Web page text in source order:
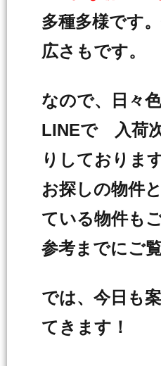
多種多様です
広さもです。
なので、日々
LINEで 入荷
りしておりま
お探しの物件
ている物件も
参考までにご
では、今日も
てきます！